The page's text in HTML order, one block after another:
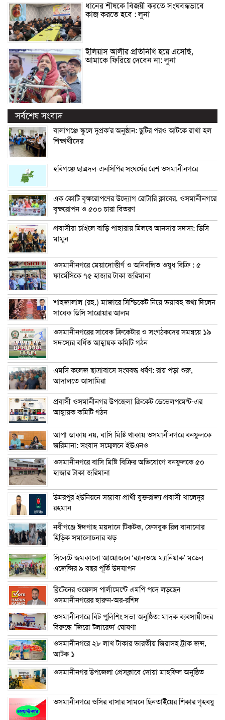
ধানের শীষকে বিজয়ী করতে সংঘবদ্ধভাবে
কাজ করতে হবে : লুনা
ইলিয়াস আলীর প্রতিনিধি হয়ে এসেছি,
আমাকে ফিরিয়ে দেবেন না: লুনা
সর্বশেষ সংবাদ
বালাগঞ্জে স্কুলে দুপ্রক’র অনুষ্ঠান: ছুটির পরও আটকে রাখা হল
শিক্ষার্থীদের
হবিগঞ্জে ছাত্রদল-এনসিপির সংঘর্ষের রেশ ওসমানীনগরে
এক কোটি বৃক্ষরোপণের উদ্যোগ রোটারি ক্লাবের, ওসমানীনগরে
বৃক্ষরোপন ও ৫০০ চারা বিতরণ
প্রবাসীরা চাইলে বাড়ি পাহারায় মিলবে আনসার সদস্য: ডিসি
মামুন
ওসমানীনগরে মেয়াদোত্তীর্ণ ও অনিবন্ধিত ওষুধ বিক্রি : ৫
ফার্মেসিকে ৭৫ হাজার টাকা জরিমানা
শাহজালাল (রহ.) মাজারে সিন্ডিকেট নিয়ে ভয়াবহ তথ্য দিলেন
সাবেক ডিসি সারোয়ার আলম
ওসমানীনগরের সাবেক ক্রিকেটার ও সংগঠকদের সমন্বয়ে ১৯
সদস্যের বর্ধিত আহ্বায়ক কমিটি গঠন
এম‌সি কলেজ ছাত্রাবাসে সংঘবদ্ধ ধর্ষণ: রায় পড়া শুরু,
আদালতে আসামিরা
প্রবাসী ওসমানীনগর উপজেলা ক্রিকেট ডেভেলপমেন্ট-এর
আহ্বায়ক কমিটি গঠন
আপা ডাকায় নয়, বাসি মিষ্টি থাকায় ওসমানীনগরে বনফুলকে
জরিমানা: সংবাদ সম্মেলনে ইউএনও
ওসমানীনগরে বাসি মিষ্টি বিক্রির অভিযোগে বনফুলকে ৫০
হাজার টাকা জরিমানা
উমরপুর ইউনিয়নে সম্ভাব্য প্রার্থী যুক্তরাজ্য প্রবাসী খালেদুর
রহমান
নবীগঞ্জে ঈদগাহ ময়দানে টিকটক, ফেসবুক রিল বানানোর
হিড়িক সমালোচনার ঝড়
সিলেটে জমকালো আয়োজনে ‘র‍্যানওয়ে ম্যানিয়াক’ মডেল
এজেন্সির ৯ বছর পূর্তি উদযাপন
ব্রিটেনের ওয়েলস পার্লামেন্টে এমপি পদে লড়ছেন
ওসমানীনগরের হারুন-অর-রশিদ
ওসমানীনগরে বিট পুলিশিং সভা অনুষ্ঠিত: মাদক ব্যবসায়ীদের
বিরুদ্ধে ‘জিরো টলারেন্স’ ঘোষণা
ওসমানীনগরে ২৮ লাখ টাকার ভারতীয় জিরাসহ ট্রাক জব্দ,
আটক ১
ওসমানীনগর উপজেলা প্রেসক্লাবে দোয়া মাহফিল অনুষ্ঠিত
ওসমানীনগরে ওসির বাসার সামনে ছিনতাইয়ের শিকার গৃহবধু